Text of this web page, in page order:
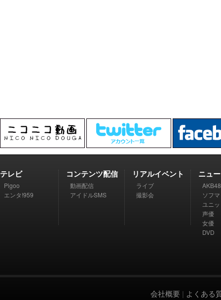
テレビ
Pigoo
エンタ!959
コンテンツ配信
動画配信
アイドルSMS
リアルイベント
ライブ
撮影会
ニュ
AKB48
ソフ
ユニ
声優
女優
DVD
会社概要 | よくある